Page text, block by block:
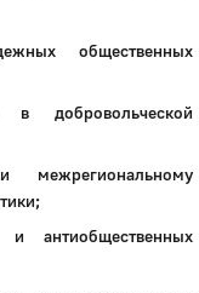
общественных
добровольческой
антиобщественных